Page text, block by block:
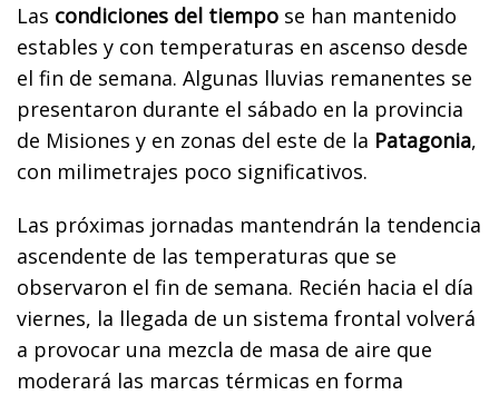
Las condiciones del tiempo se han mantenido
estables y con temperaturas en ascenso desde
el fin de semana. Algunas lluvias remanentes se
presentaron durante el sábado en la provincia
de Misiones y en zonas del este de la Patagonia,
con milimetrajes poco significativos.
Las próximas jornadas mantendrán la tendencia
ascendente de las temperaturas que se
observaron el fin de semana. Recién hacia el día
viernes, la llegada de un sistema frontal volverá
a provocar una mezcla de masa de aire que
moderará las marcas térmicas en forma